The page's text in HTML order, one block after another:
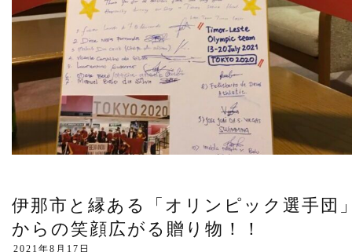
伊那市と縁ある「オリンピック選手団
からの笑顔広がる贈り物！！